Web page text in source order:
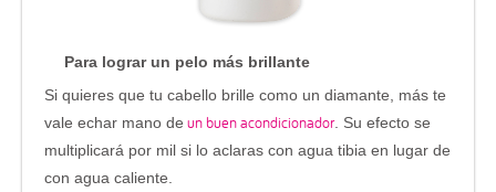
Para lograr un pelo más brillante
Si quieres que tu cabello brille como un diamante, más te
vale echar mano de un buen acondicionador . Su efecto se
multiplicará por mil si lo aclaras con agua tibia en lugar de
con agua caliente.